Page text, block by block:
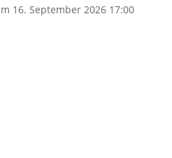
16. September 2026 17:00